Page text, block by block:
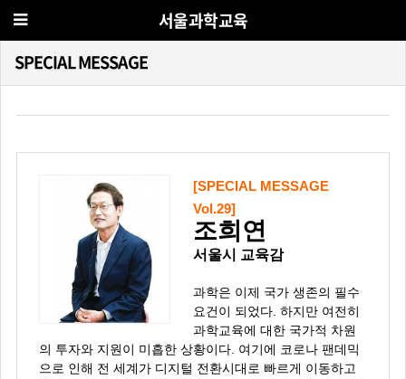
서울과학교육
SPECIAL MESSAGE
[SPECIAL MESSAGE
Vol.29]
조희연
서울시 교육감
과학은 이제 국가 생존의 필수
요건이 되었다. 하지만 여전히
과학교육에 대한 국가적 차원
의 투자와 지원이 미흡한 상황이다. 여기에 코로나 팬데믹
으로 인해 전 세계가 디지털 전환시대로 빠르게 이동하고